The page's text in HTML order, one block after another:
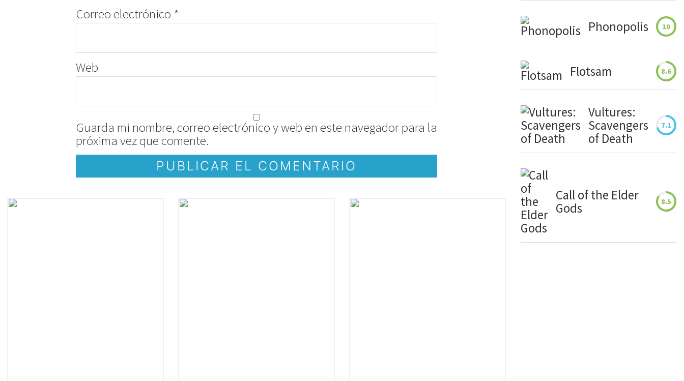
Correo electrónico *
Web
Guarda mi nombre, correo electrónico y web en este navegador para la
próxima vez que comente.
Phonopolis 10
Flotsam 8.6
Vultures:
Scavengers
of Death
7.1
Call of the Elder
Gods
8.5